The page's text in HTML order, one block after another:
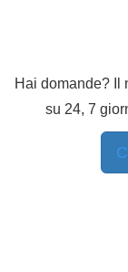
Creatore
Loghi
Sicurezza
Hai domande? Il
su 24, 7